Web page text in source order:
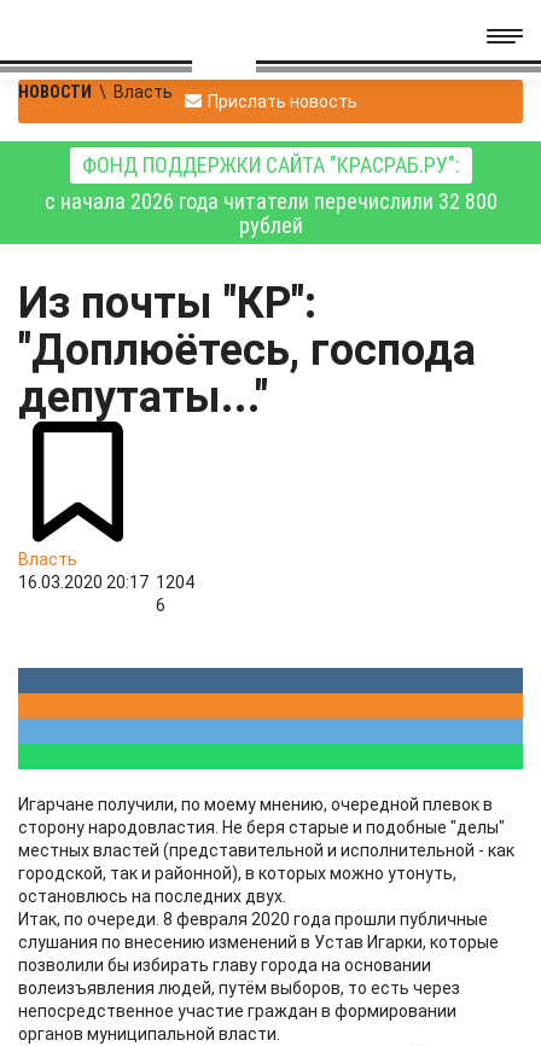
НОВОСТИ \ Власть Прислать новость
ФОНД ПОДДЕРЖКИ САЙТА "КРАСРАБ.РУ":
с начала 2026 года читатели перечислили 32 800
рублей
Из почты "КР":
"Доплюётесь, господа
депутаты..."
Власть
16.03.2020 20:17 1204
6
Игарчане получили, по моему мнению, очередной плевок в
сторону народовластия. Не беря старые и подобные "делы"
местных властей (представительной и исполнительной - как
городской, так и районной), в которых можно утонуть,
остановлюсь на последних двух.
Итак, по очереди. 8 февраля 2020 года прошли публичные
слушания по внесению изменений в Устав Игарки, которые
позволили бы избирать главу города на основании
волеизъявления людей, путём выборов, то есть через
непосредственное участие граждан в формировании
органов муниципальной власти.